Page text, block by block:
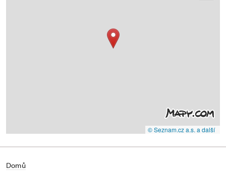
© Seznam.cz a.s. a další
Domů